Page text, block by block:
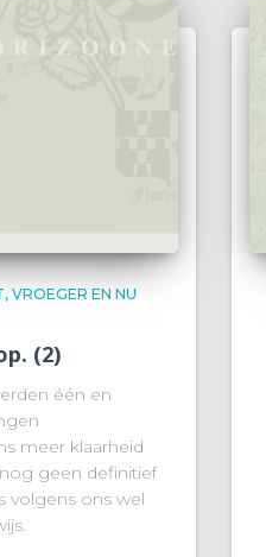
VROEGER EN NU
(2)
één en
meer klaarheid
geen definitief
volgens ons wel